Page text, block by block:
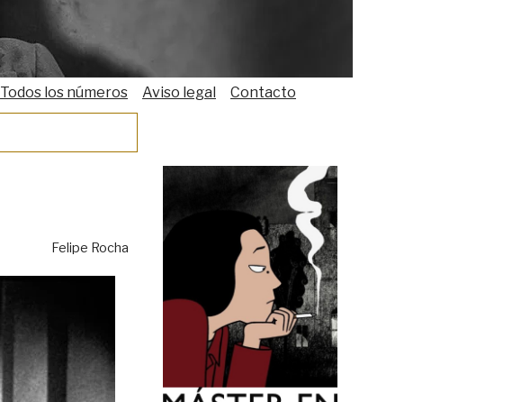
Todos los números Aviso legal Contacto
Felipe Rocha